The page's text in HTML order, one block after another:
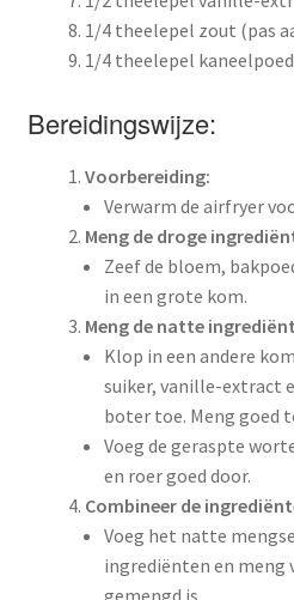
1/4 theelepel zout (pas
1/4 theelepel
Bereidingswijze:
Voorbereiding:
Verwarm de airfryer
Meng de droge
Zeef de bloem,
in een grote kom.
Meng de natte
Klop in een andere
suiker, vanille-extract
boter toe. Meng goed
Voeg de geraspte
en roer goed door.
Combineer de
Voeg het natte
ingrediënten en